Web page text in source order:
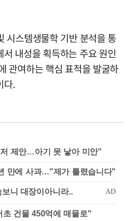
시스템생물학 기반 분석을 통
내성을 획득하는 주요 원인
관여하는 핵심 표적을 발굴하
다.
제안…아기 못 낳아 미안"
만에 사과…"제가 틀렸습니다"
초 건물 450억에 매물로"